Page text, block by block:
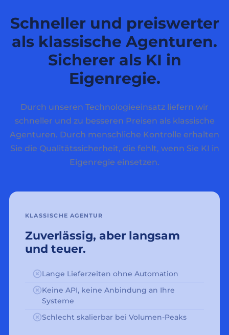
Schneller und preiswerter
als klassische Agenturen.
Sicherer als KI in
Eigenregie.
Durch unseren Technologieeinsatz liefern wir
schneller und zu besseren Preisen als klassische
Agenturen. Durch menschliche Kontrolle erhalten
Sie die Qualitätssicherheit, die fehlt, wenn Sie KI in
Eigenregie einsetzen.
KLASSISCHE AGENTUR
Zuverlässig, aber langsam
und teuer.
Lange Lieferzeiten ohne Automation
Keine API, keine Anbindung an Ihre
Systeme
Schlecht skalierbar bei Volumen-Peaks